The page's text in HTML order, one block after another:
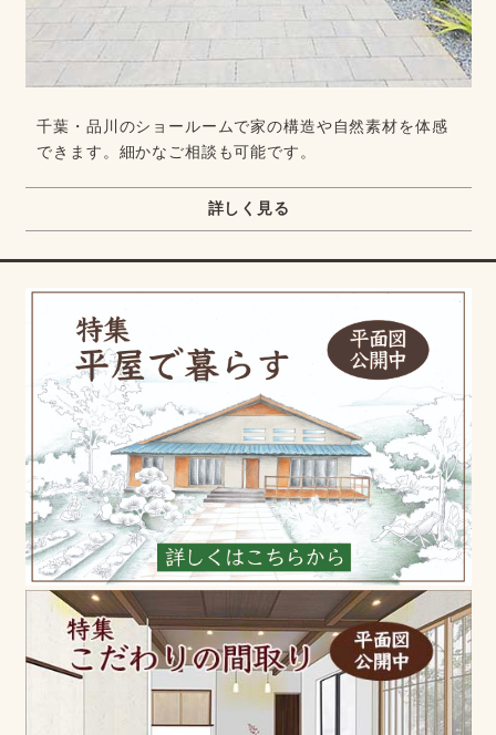
千葉・品川のショールームで家の構造や自然素材を体感
できます。細かなご相談も可能です。
詳しく見る